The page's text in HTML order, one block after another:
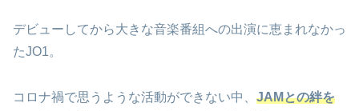
デビューしてから大きな音楽番組への出演に恵まれなかっ
たJO1。
コロナ禍で思うような活動ができない中、 JAMとの絆を